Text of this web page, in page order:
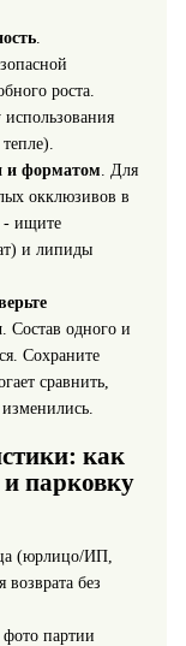
.
роста.
и форматом . Для
окклюзивов в
- ищите
и липиды
. Состав одного и
Сохраните
сравнить,
как
парковку
(юрлицо/ИП,
возврата без
фото партии